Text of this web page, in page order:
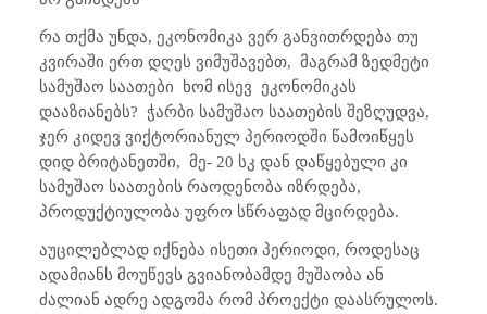
რა თქმა უნდა, ეკონომიკა ვერ განვითრდება თუ
კვირაში ერთ დღეს ვიმუშავებთ, მაგრამ ზედმეტი
სამუშაო საათები
ხომ ისევ
ეკონომიკას
დააზიანებს? ჭარბი სამუშაო საათების შეზღუდვა,
ჯერ კიდევ ვიქტორიანულ პერიოდში წამოიწყეს
დიდ ბრიტანეთში, მე- 20 სკ დან დაწყებული კი
სამუშაო საათების რაოდენობა იზრდება,
პროდუქტიულობა უფრო სწრაფად მცირდება.
აუცილებლად იქნება ისეთი პერიოდი, როდესაც
ადამიანს მოუწევს გვიანობამდე მუშაობა ან
ძალიან ადრე ადგომა რომ პროექტი დაასრულოს.